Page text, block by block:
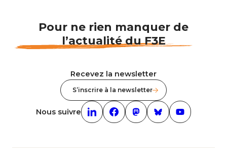
Pour ne rien manquer de
l’actualité du F3E
Recevez la newsletter
S’inscrire à la newsletter
Nous suivre Linkedin (nouvelle fenêtre)
Facebook (nouvelle fenêtre)
mastodon (nouvelle
Bluesky (nouvelle
Youtube